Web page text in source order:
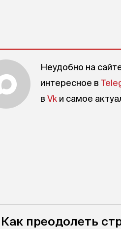
Неудобно на
интересное в
в Vk и самое
Как преодолеть